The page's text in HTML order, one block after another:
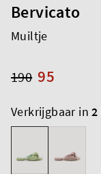
Bervicato
Muiltje
95
190
Verkrijgbaar in